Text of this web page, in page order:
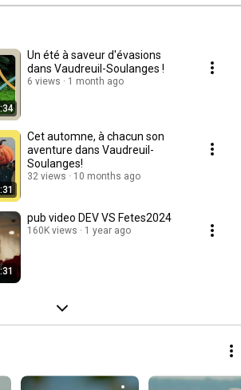
Un été à saveur d'évasions
dans Vaudreuil-Soulanges !
6 views 1 month ago
Cet automne, à chacun son
aventure dans Vaudreuil-
Soulanges!
32 views 10 months ago
pub video DEV VS Fetes2024
160K views 1 year ago